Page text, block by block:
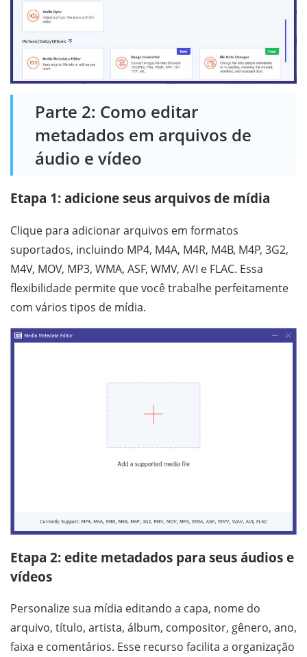
Parte 2: Como editar
metadados em arquivos de
áudio e vídeo
Etapa 1: adicione seus arquivos de mídia
Clique para adicionar arquivos em formatos
suportados, incluindo MP4, M4A, M4R, M4B, M4P, 3G2,
M4V, MOV, MP3, WMA, ASF, WMV, AVI e FLAC. Essa
flexibilidade permite que você trabalhe perfeitamente
com vários tipos de mídia.
Etapa 2: edite metadados para seus áudios e
vídeos
Personalize sua mídia editando a capa, nome do
arquivo, título, artista, álbum, compositor, gênero, ano,
faixa e comentários. Esse recurso facilita a organização